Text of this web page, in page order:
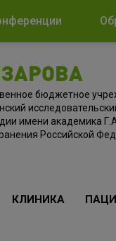
бюджетное
имени академика
Российской
КЛИНИКА